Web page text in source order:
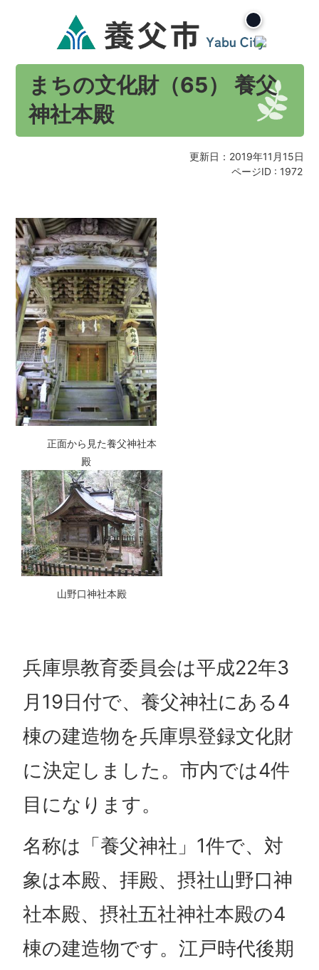
まちの文化財（65） 養父
神社本殿
更新日：2019年11月15日
ページID : 1972
正面から見た養父神社本
殿
山野口神社本殿
兵庫県教育委員会は平成22年3
月19日付で、養父神社にある4
棟の建造物を兵庫県登録文化財
に決定しました。市内では4件
目になります。
名称は「養父神社」1件で、対
象は本殿、拝殿、摂社山野口神
社本殿、摂社五社神社本殿の4
棟の建造物です。江戸時代後期